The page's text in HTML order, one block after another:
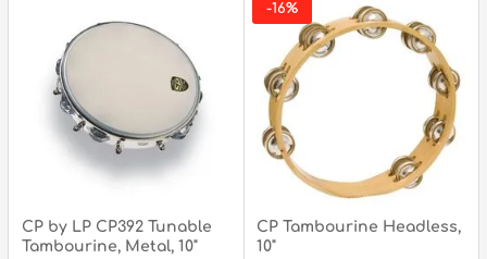
CP by LP CP392 Tunable
Tambourine, Metal, 10"
CP Tambourine Headless,
10"
-16%